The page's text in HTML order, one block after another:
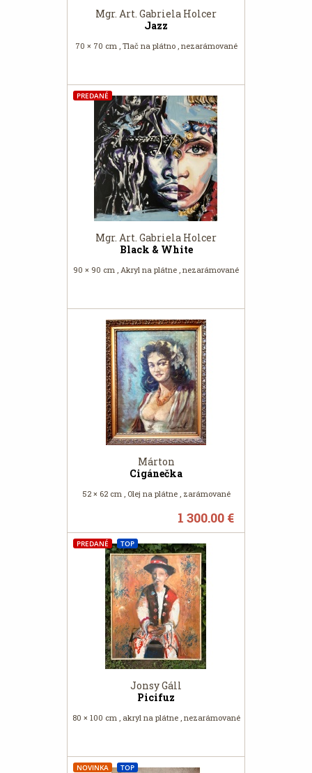
Mgr. Art. Gabriela Holcer
Jazz
70 × 70 cm , Tlač na plátno , nezarámované
Mgr. Art. Gabriela Holcer
Black & White
90 × 90 cm , Akryl na plátne , nezarámované
PREDANÉ
Márton
Cigánečka
52 × 62 cm , Olej na plátne , zarámované
1 300.00 €
Jonsy Gáll
Picifuz
80 × 100 cm , akryl na plátne , nezarámované
PREDANÉ TOP
NOVINKA TOP